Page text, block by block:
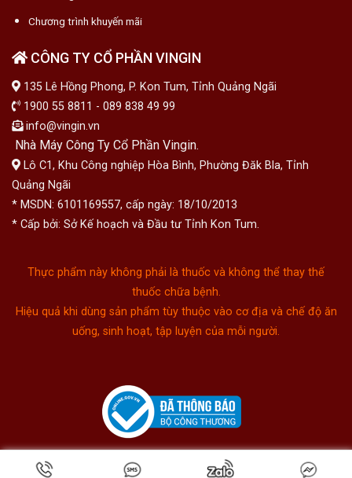
Chương trình khuyến mãi
CÔNG TY CỔ PHẦN VINGIN
135 Lê Hồng Phong, P. Kon Tum, Tỉnh Quảng Ngãi
1900 55 8811 - 089 838 49 99
info@vingin.vn
Nhà Máy Công Ty Cổ Phần Vingin.
Lô C1, Khu Công nghiệp Hòa Bình, Phường Đăk Bla, Tỉnh
Quảng Ngãi
* MSDN: 6101169557, cấp ngày: 18/10/2013
* Cấp bởi: Sở Kế hoạch và Đầu tư Tỉnh Kon Tum.
Thực phẩm này không phải là thuốc và không thể thay thế
thuốc chữa bệnh.
Hiệu quả khi dùng sản phẩm tùy thuộc vào cơ địa và chế độ ăn
uống, sinh hoạt, tập luyện của mỗi người.